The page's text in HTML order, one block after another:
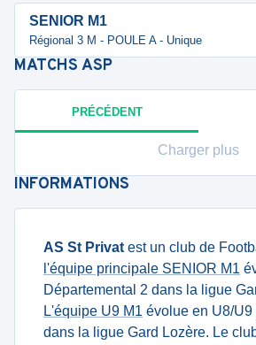
SENIOR M1
Régional 3 M - POULE A - Unique
MATCHS ASP
PRÉCÉDENT
Charger plus
INFORMATIONS
AS St Privat est un club de
l'équipe principale SENIOR M1
Départemental 2 dans la ligue
L'équipe U9 M1 évolue en U8/U9
dans la ligue Gard Lozère. Le